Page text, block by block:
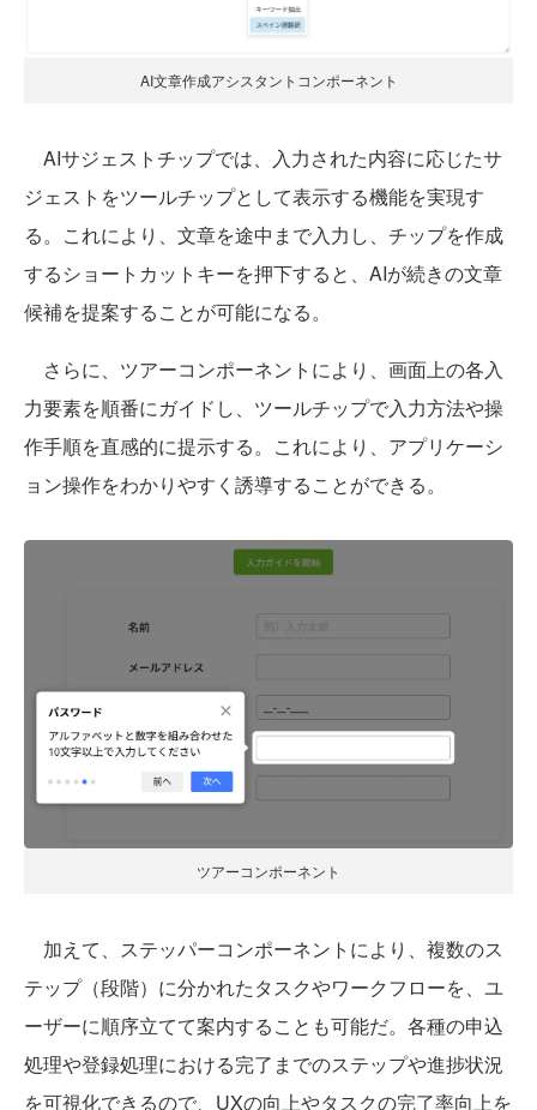
AI文章作成アシスタントコンポーネント
AIサジェストチップでは、入力された内容に応じたサ
ジェストをツールチップとして表示する機能を実現す
る。これにより、文章を途中まで入力し、チップを作成
するショートカットキーを押下すると、AIが続きの文章
候補を提案することが可能になる。
さらに、ツアーコンポーネントにより、画面上の各入
力要素を順番にガイドし、ツールチップで入力方法や操
作手順を直感的に提示する。これにより、アプリケーシ
ョン操作をわかりやすく誘導することができる。
ツアーコンポーネント
加えて、ステッパーコンポーネントにより、複数のス
テップ（段階）に分かれたタスクやワークフローを、ユ
ーザーに順序立てて案内することも可能だ。各種の申込
処理や登録処理における完了までのステップや進捗状況
を可視化できるので、UXの向上やタスクの完了率向上を